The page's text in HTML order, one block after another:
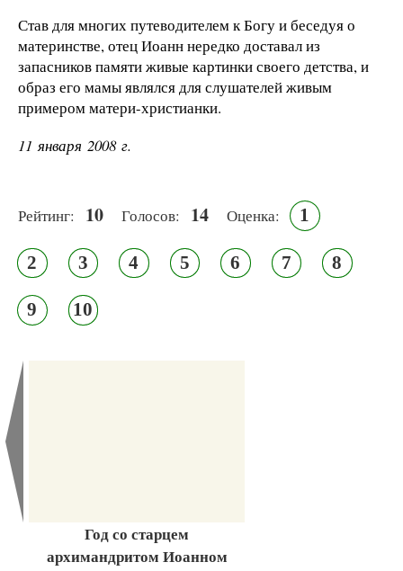
Став для многих путеводителем к Богу и беседуя о
материнстве, отец Иоанн нередко доставал из
запасников памяти живые картинки своего детства, и
образ его мамы являлся для слушателей живым
примером матери-христианки.
11 января 2008 г.
Рейтинг: 10 Голосов: 14 Оценка: 1
2 3 4 5 6 7 8
9 10
Год со старцем
архимандритом Иоанном